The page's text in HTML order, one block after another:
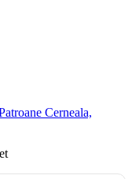
Cerneala,